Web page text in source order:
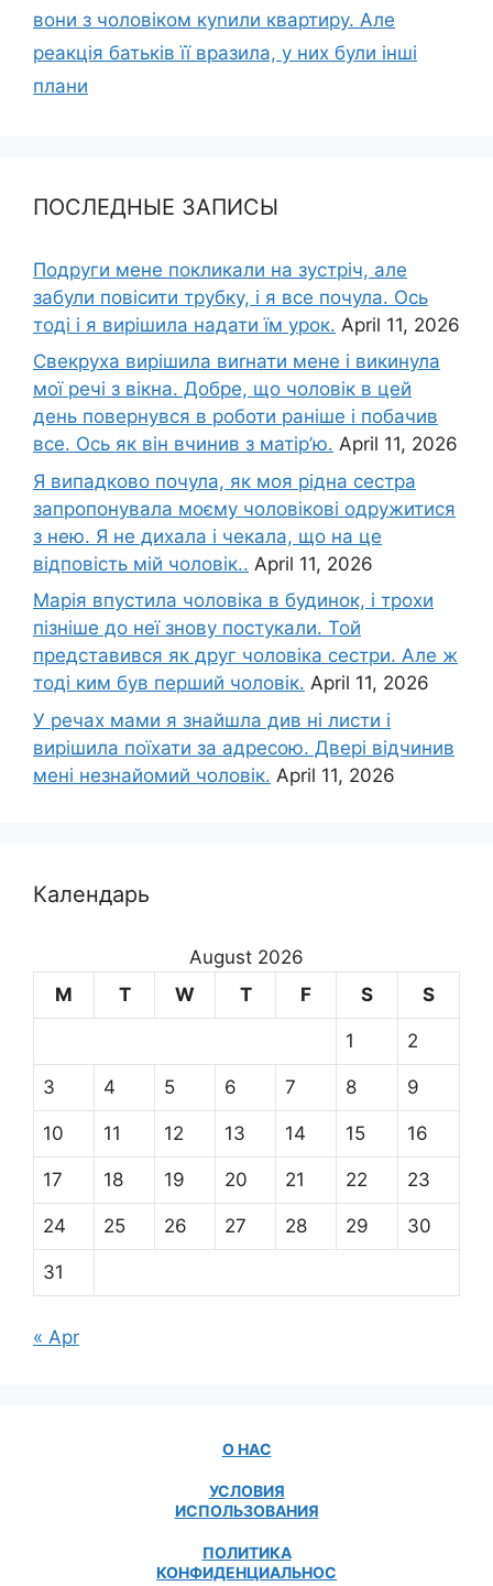
вони з чоловіком куnили квартиру. Але
реакція батьків її вpазила, у них були інші
плани
ПОСЛЕДНЫЕ ЗАПИСЫ
Подруги мене покликали на зустріч, але
забули повісити трубку, і я все почула. Ось
тоді і я вирішила надати їм урок. April 11, 2026
Свекруха вирішила виrнати мене і викинула
мої речі з вікна. Добре, що чоловік в цей
день повернувся в роботи раніше і побачив
все. Ось як він вчинив з матір’ю. April 11, 2026
Я випадково почула, як моя рідна сестра
запропонувала моєму чоловікові одружитися
з нею. Я не дихала і чекала, що на це
відповість мій чоловік.. April 11, 2026
Марія впустила чоловіка в будинок, і трохи
пізніше до неї знову постукали. Той
представився як друг чоловіка сестри. Але ж
тоді ким був перший чоловік. April 11, 2026
У речах мами я знайшла див ні листи і
вирішила поїхати за адресою. Двері відчинив
мені незнайомий чоловік. April 11, 2026
Календарь
August 2026
M
T W T F S S
1 2
3 4 5 6 7 8 9
10 11 12 13 14 15 16
17 18 19 20 21 22 23
24 25 26 27 28 29 30
31
« Apr
О НАС
УСЛОВИЯ
ИСПОЛЬЗОВАНИЯ
ПОЛИТИКА
КОНФИДЕНЦИАЛЬНОС